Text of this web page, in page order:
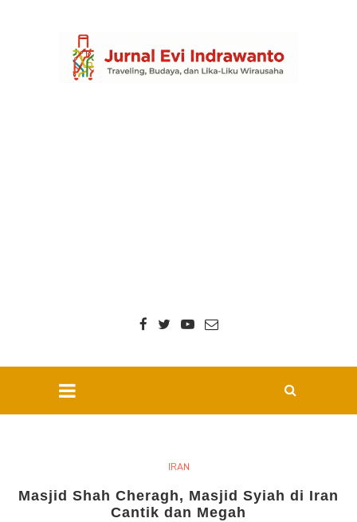
IRAN
Masjid Shah Cheragh, Masjid Syiah di Iran
Cantik dan Megah